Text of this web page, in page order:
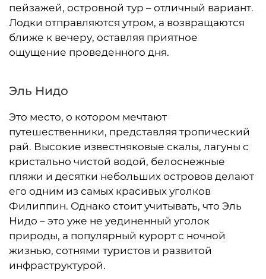
пейзажей, островной тур – отличный вариант.
Лодки отправляются утром, а возвращаются
ближе к вечеру, оставляя приятное
ощущение проведенного дня.
Эль Нидо
Это место, о котором мечтают
путешественники, представляя тропический
рай. Высокие известняковые скалы, лагуны с
кристально чистой водой, белоснежные
пляжи и десятки небольших островов делают
его одним из самых красивых уголков
Филиппин. Однако стоит учитывать, что Эль
Нидо – это уже не уединенный уголок
природы, а популярный курорт с ночной
жизнью, сотнями туристов и развитой
инфраструктурой.